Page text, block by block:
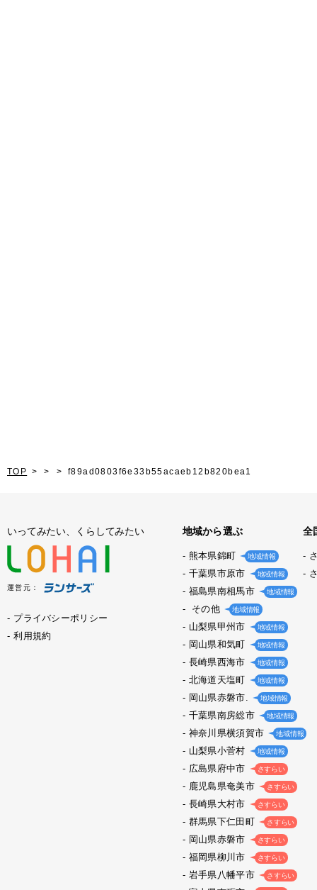
TOP f89ad0803f6e33b55acaeb12b820bea1
いってみたい、くらしてみたい
運営元：
プライバシーポリシー
利用規約
地域から選ぶ
熊本県錦町 地域情報
千葉県市原市 地域情報
福島県南相馬市 地域情報
その他 地域情報
山梨県甲州市 地域情報
岡山県和気町 地域情報
長崎県西海市 地域情報
北海道天塩町 地域情報
岡山県赤磐市. 地域情報
千葉県南房総市 地域情報
神奈川県横須賀市 地域情報
山梨県小菅村 地域情報
広島県府中市 さすらい
鹿児島県奄美市 さすらい
長崎県大村市 さすらい
群馬県下仁田町 さすらい
岡山県赤磐市 さすらい
福岡県柳川市 さすらい
岩手県八幡平市 さすらい
全